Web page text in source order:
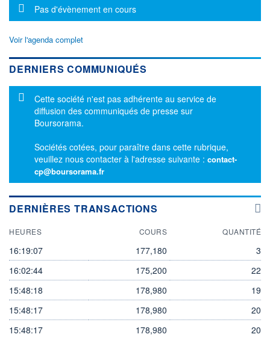
Message d'information
Pas d'évènement en cours
Voir l'agenda complet
DERNIERS COMMUNIQUÉS
Message d'information
Cette société n'est pas adhérente au service de
diffusion des communiqués de presse sur
Boursorama.
Sociétés cotées, pour paraître dans cette rubrique,
veuillez nous contacter à l'adresse suivante : contact-
cp@boursorama.fr
DERNIÈRES TRANSACTIONS
HEURES COURS QUANTITÉ
16:19:07 177,180
3
16:02:44
175,200
22
15:48:18
178,980
19
15:48:17
178,980
20
15:48:17
178,980 20